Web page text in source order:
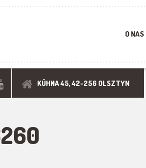
O NAS
KÜHNA 45, 42-256 OLSZTYN